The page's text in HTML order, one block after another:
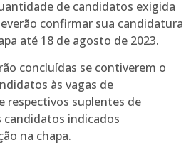
de candidatos exigida
confirmar sua candidatura
até 18 de agosto de 2023.
concluídas se contiverem o
às vagas de
respectivos suplentes de
indicados
na chapa.